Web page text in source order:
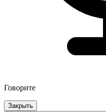
Говорите
Закрыть